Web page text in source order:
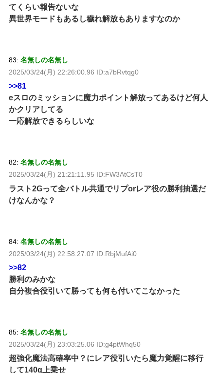
てくらい報告ないな
異世界モードもあるし穢れ解放もありますなのか
83: 名無しの名無し
2025/03/24(月) 22:26:00.96 ID:a7bRvtqg0
>>81
eスロのミッションに魔力ポイント解放ってあるけど何人
かクリアしてる
一応解放できるらしいな
82: 名無しの名無し
2025/03/24(月) 21:21:11.95 ID:FW3AtCsT0
ラスト2Gって全バトル共通でリプorレア役の勝利抽選だ
けなんかな？
84: 名無しの名無し
2025/03/24(月) 22:58:27.07 ID:RbjMufAi0
>>82
勝利のみかな
自分複合役引いて勝っても何も付いてこなかった
85: 名無しの名無し
2025/03/24(月) 23:03:25.06 ID:g4ptWhq50
超強化魔法高確率中？にレア役引いたら魔力覚醒に移行
して140g上乗せ